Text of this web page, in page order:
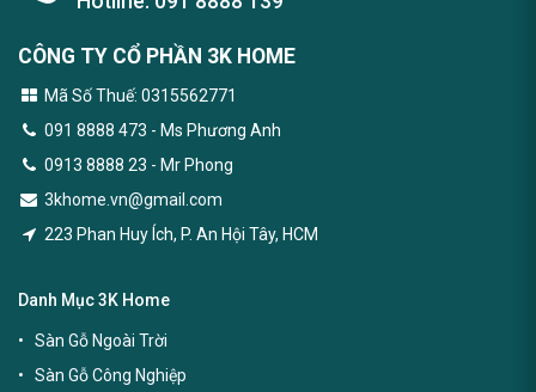
CÔNG TY CỔ PHẦN 3K HOME
Mã Số Thuế: 0315562771
091 8888 473 - Ms Phương Anh
0913 8888 23 - Mr Phong
3khome.vn@gmail.com
223 Phan Huy Ích, P. An Hội Tây, HCM
Danh Mục 3K Home
Sàn Gỗ Ngoài Trời
Sàn Gỗ Công Nghiệp